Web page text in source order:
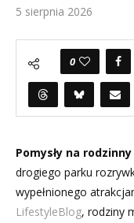
5 sierpnia 2026
0
Pomysły na
drogiego parku
wypełnionego
LifestyleBlog, rodziny